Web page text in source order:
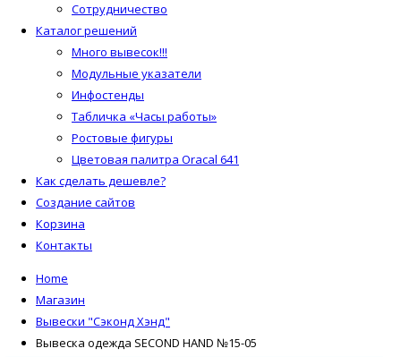
Сотрудничество
Каталог решений
Много вывесок!!!
Модульные указатели
Инфостенды
Табличка «Часы работы»
Ростовые фигуры
Цветовая палитра Oracal 641
Как сделать дешевле?
Создание сайтов
Корзина
Контакты
Home
Магазин
Вывески "Сэконд Хэнд"
Вывеска одежда SECOND HAND №15-05